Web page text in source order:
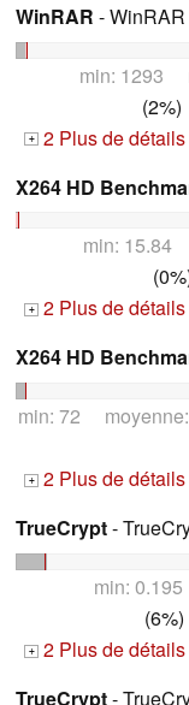
WinRAR - WinRAR
min: 1293
(2%)
+ 2 Plus de détails
X264 HD
min:
+ 2 Plus de détails
X264 HD
min: 72
+ 2 Plus de détails
TrueCrypt-
min:
(6%)
+ 2 Plus de détails
TrueCrypt-